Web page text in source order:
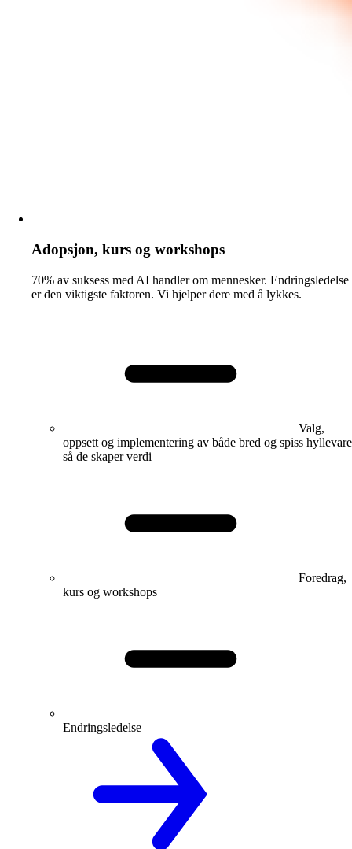
Adopsjon, kurs og workshops
70% av suksess med AI handler om mennesker. Endringsledelse
er den viktigste faktoren. Vi hjelper dere med å lykkes.
Valg,
oppsett og implementering av både bred og spiss hyllevare
så de skaper verdi
Foredrag,
kurs og workshops
Endringsledelse